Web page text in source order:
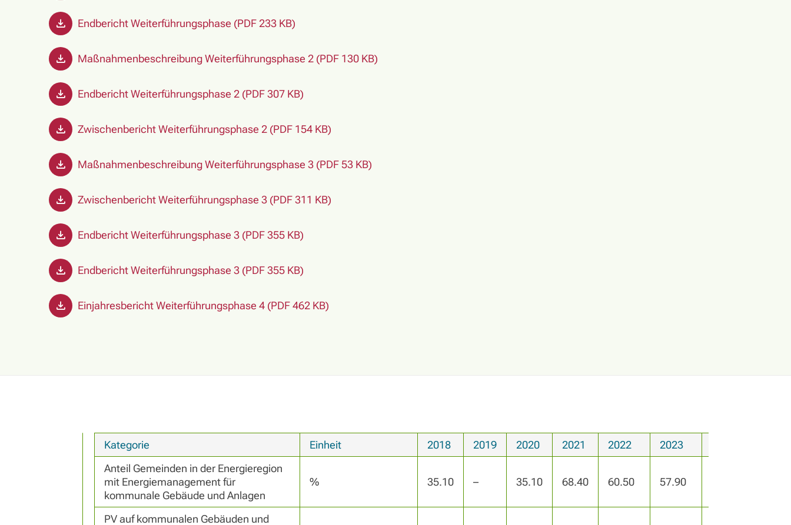
Endbericht Weiterführungsphase (PDF 233 KB)
Maßnahmenbeschreibung Weiterführungsphase 2 (PDF 130 KB)
Endbericht Weiterführungsphase 2 (PDF 307 KB)
Zwischenbericht Weiterführungsphase 2 (PDF 154 KB)
Maßnahmenbeschreibung Weiterführungsphase 3 (PDF 53 KB)
Zwischenbericht Weiterführungsphase 3 (PDF 311 KB)
Endbericht Weiterführungsphase 3 (PDF 355 KB)
Endbericht Weiterführungsphase 3 (PDF 355 KB)
Einjahresbericht Weiterführungsphase 4 (PDF 462 KB)
Kategorie Einheit 2018 2019 2020 2021 2022 2023
Anteil Gemeinden in der Energieregion
mit Energiemanagement für
kommunale Gebäude und Anlagen
% 35.10 – 35.10 68.40 60.50 57.90
PV auf kommunalen Gebäuden und